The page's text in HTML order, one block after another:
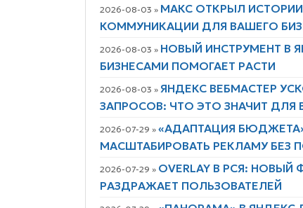
2026-08-03 » МАКС ОТКРЫЛ ИСТОРИИ
КОММУНИКАЦИИ ДЛЯ ВАШЕГО
2026-08-03 » НОВЫЙ ИНСТРУМЕНТ В
БИЗНЕСАМИ ПОМОГАЕТ РАСТИ
2026-08-03 » ЯНДЕКС ВЕБМАСТЕР
ЗАПРОСОВ: ЧТО ЭТО ЗНАЧИТ ДЛЯ
2026-07-29 » «АДАПТАЦИЯ
МАСШТАБИРОВАТЬ РЕКЛАМУ БЕЗ
2026-07-29 » OVERLAY В РСЯ:
РАЗДРАЖАЕТ ПОЛЬЗОВАТЕЛЕЙ